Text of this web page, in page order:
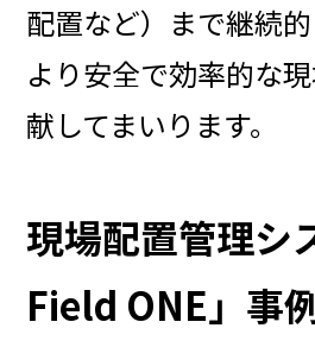
配置など）まで継続的
より安全で効率的な
献してまいります。
現場配置管理シ
Field ONE」事